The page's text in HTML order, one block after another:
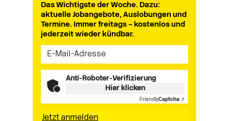
Das Wichtigste der Woche. Dazu:
aktuelle Jobangebote, Auslobungen und
Termine. Immer freitags – kostenlos und
jederzeit wieder kündbar.
Anti-Roboter-Verifizierung
Hier klicken
FriendlyCaptcha ⇗